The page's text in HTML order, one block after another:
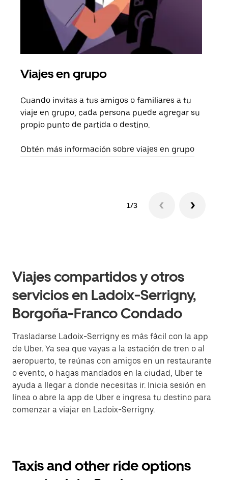
Viajes en grupo
Cuando invitas a tus amigos o familiares a tu
viaje en grupo, cada persona puede agregar su
propio punto de partida o destino.
Obtén más información sobre viajes en grupo
1/3
Viajes compartidos y otros
servicios en Ladoix-Serrigny,
Borgoña-Franco Condado
Trasladarse Ladoix-Serrigny es más fácil con la app
de Uber. Ya sea que vayas a la estación de tren o al
aeropuerto, te reúnas con amigos en un restaurante
o evento, o hagas mandados en la ciudad, Uber te
ayuda a llegar a donde necesitas ir. Inicia sesión en
línea o abre la app de Uber e ingresa tu destino para
comenzar a viajar en Ladoix-Serrigny.
Taxis and other ride options